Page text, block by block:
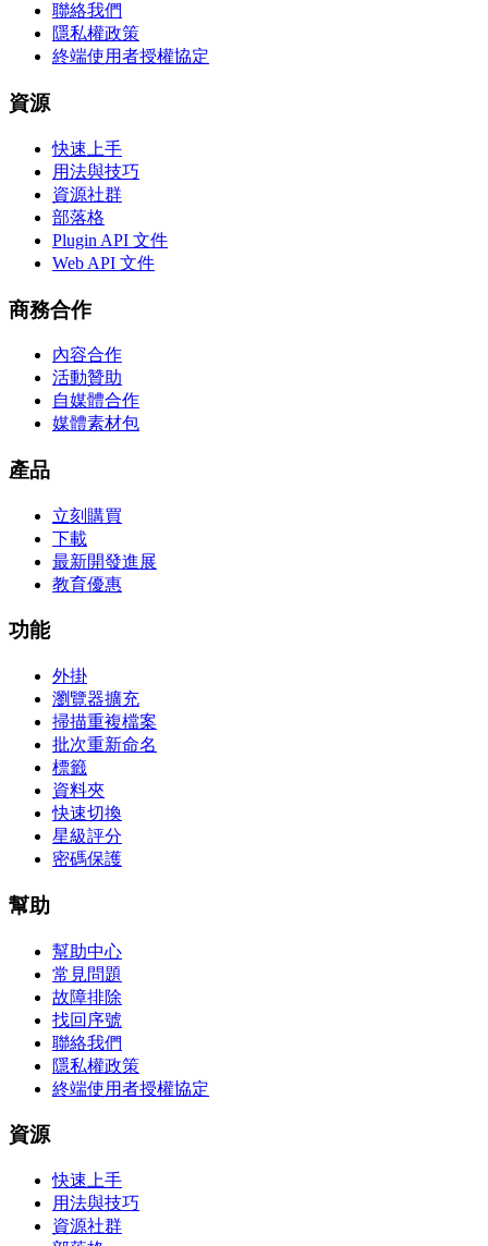
聯絡我們
隱私權政策
終端使用者授權協定
資源
快速上手
用法與技巧
資源社群
部落格
Plugin API 文件
Web API 文件
商務合作
內容合作
活動贊助
自媒體合作
媒體素材包
產品
立刻購買
下載
最新開發進展
教育優惠
功能
外掛
瀏覽器擴充
掃描重複檔案
批次重新命名
標籤
資料夾
快速切換
星級評分
密碼保護
幫助
幫助中心
常見問題
故障排除
找回序號
聯絡我們
隱私權政策
終端使用者授權協定
資源
快速上手
用法與技巧
資源社群